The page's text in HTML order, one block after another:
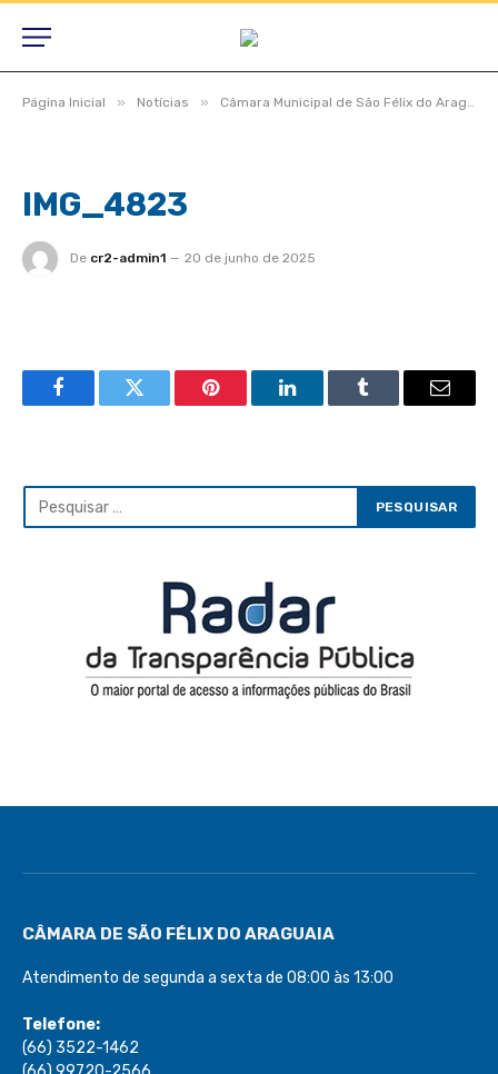
Página Inicial » Notícias » Câmara Municipal de São Félix do Araguaia aprova projetos relevantes e reforça compromisso com a população durante sessão ordinária
IMG_4823
De cr2-admin1 20 de junho de 2025
FacebookTwitter Pinterest LinkedInTumblr Email
CÂMARA DE SÃO FÉLIX DO ARAGUAIA
Atendimento de segunda a sexta de 08:00 às 13:00
Telefone:
(66) 3522-1462